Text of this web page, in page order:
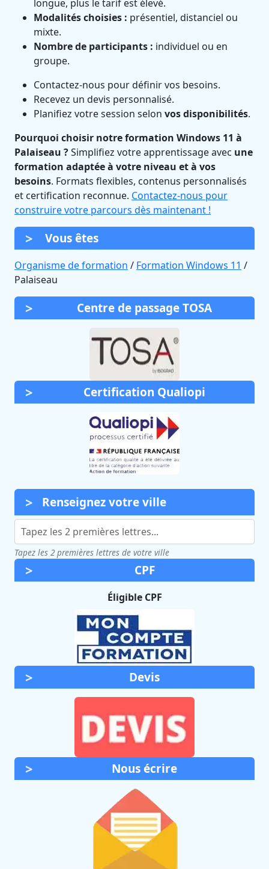
longue, plus le tarif est élevé.
Modalités choisies : présentiel, distanciel ou
mixte.
Nombre de participants : individuel ou en
groupe.
Contactez-nous pour définir vos besoins.
Recevez un devis personnalisé.
Planifiez votre session selon vos disponibilités.
Pourquoi choisir notre formation Windows 11 à
Palaiseau ?Simplifiez votre apprentissage avec une
formation adaptée à votre niveau et à vos
besoins. Formats flexibles, contenus personnalisés
et certification reconnue. Contactez-nous pour
construire votre parcours dès maintenant !
Vous êtes
Organisme de formation / Formation Windows 11 /
Palaiseau
Centre de passage TOSA
Certification Qualiopi
Renseignez votre ville
Tapez les 2 premières lettres de votre ville
CPF
Éligible CPF
Devis
Nous écrire